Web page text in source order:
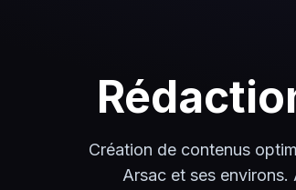
Création de contenus
Arsac et ses